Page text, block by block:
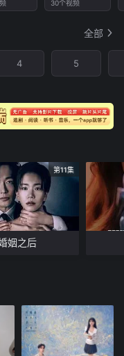
30个视频
全部
4 5
第11集
姻之后